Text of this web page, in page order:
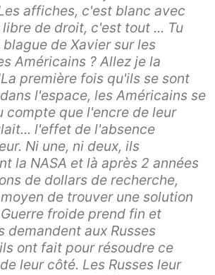
affiches, c'est blanc avec
de droit, c'est tout ... Tu
de Xavier sur les
Américains ? Allez je la
première fois qu'ils se sont
l'espace, les Américains se
compte que l'encre de leur
l'effet de l'absence
Ni une, ni deux, ils
la NASA et là après 2 années
de dollars de recherche,
de trouver une solution
froide prend fin et
demandent aux Russes
ont fait pour résoudre ce
leur côté. Les Russes leur